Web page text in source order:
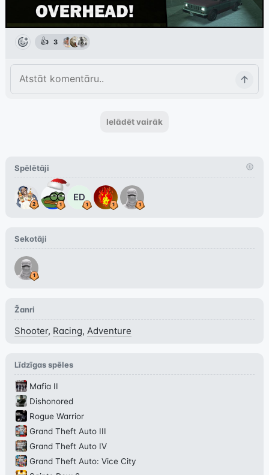
👍 3
Ielādēt vairāk
Spēlētāji
ED
Sekotāji
Žanri
Shooter, Racing, Adventure
Līdzīgas spēles
Mafia II
Dishonored
Rogue Warrior
Grand Theft Auto III
Grand Theft Auto IV
Grand Theft Auto: Vice City